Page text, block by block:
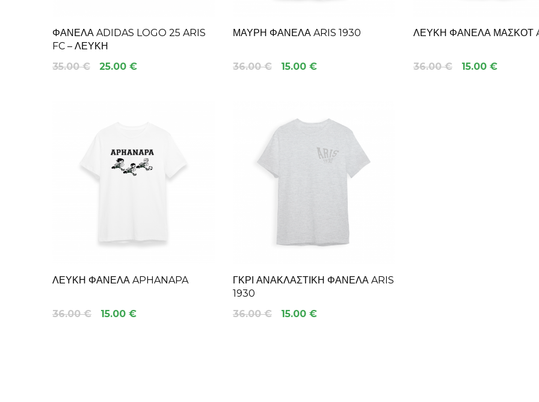
ΦΑΝΈΛΑ ADIDAS LOGO 25 ARIS
FC – ΛΕΥΚΉ
35.00 €
25.00 €
ΜΑΎΡΗ ΦΑΝΈΛΑ ARIS 1930
36.00 € 15.00 €
ΛΕΥΚΉ ΦΑΝΈΛΑ ΜΑΣΚΌΤ
36.00 € 15.00 €
ΛΕΥΚΉ ΦΑΝΈΛΑ APHANAPA
36.00 € 15.00 €
ΓΚΡΙ ΑΝΑΚΛΑΣΤΙΚΉ ΦΑΝΈΛΑ ARIS
1930
36.00 €
15.00 €